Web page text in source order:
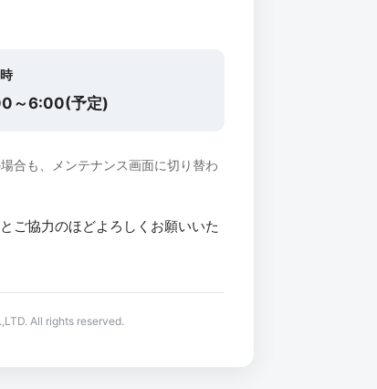
～6:00(予定)
合も、メンテナンス画面に切り替わ
ご協力のほどよろしくお願いいた
All rights reserved.